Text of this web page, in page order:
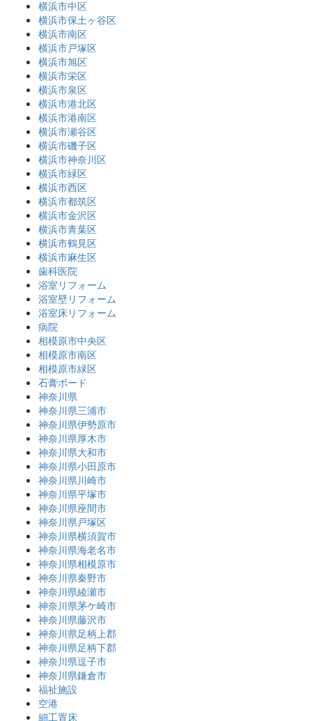
横浜市中区
横浜市保土ヶ谷区
横浜市南区
横浜市戸塚区
横浜市旭区
横浜市栄区
横浜市泉区
横浜市港北区
横浜市港南区
横浜市瀬谷区
横浜市磯子区
横浜市神奈川区
横浜市緑区
横浜市西区
横浜市都筑区
横浜市金沢区
横浜市青葉区
横浜市鶴見区
横浜市麻生区
歯科医院
浴室リフォーム
浴室壁リフォーム
浴室床リフォーム
病院
相模原市中央区
相模原市南区
相模原市緑区
石膏ボード
神奈川県
神奈川県三浦市
神奈川県伊勢原市
神奈川県厚木市
神奈川県大和市
神奈川県小田原市
神奈川県川崎市
神奈川県平塚市
神奈川県座間市
神奈川県戸塚区
神奈川県横須賀市
神奈川県海老名市
神奈川県相模原市
神奈川県秦野市
神奈川県綾瀬市
神奈川県茅ケ崎市
神奈川県藤沢市
神奈川県足柄上郡
神奈川県足柄下郡
神奈川県逗子市
神奈川県鎌倉市
福祉施設
空港
細工置床